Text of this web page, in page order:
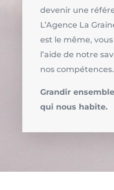
devenir une
L’Agence La
est le même,
l’aide de notre
nos compétences.
Grandir
qui nous habite.